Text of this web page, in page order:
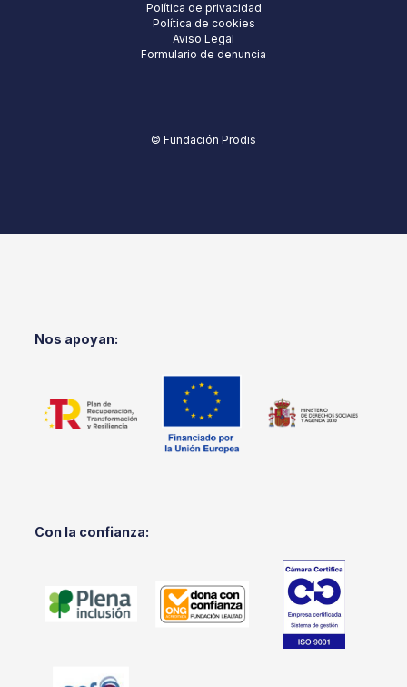
Política de privacidad
Política de cookies
Aviso Legal
Formulario de denuncia
© Fundación Prodis
Nos apoyan:
Con la confianza: